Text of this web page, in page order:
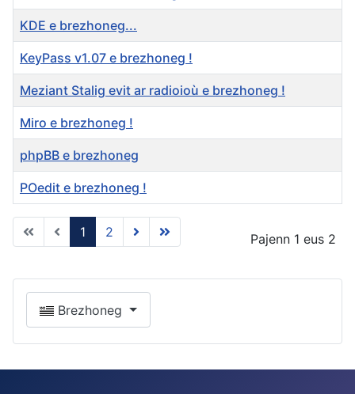
Brezhoneg
KDE e brezhoneg...
KeyPass v1.07 e brezhoneg !
Meziant Stalig evit ar radioioù e brezhoneg !
Miro e brezhoneg !
phpBB e brezhoneg
POedit e brezhoneg !
Pajenn 1 eus 2
1 2